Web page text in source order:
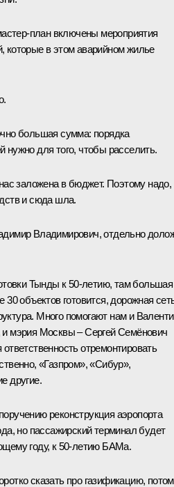
план включены мероприятия
которые в этом аварийном жилье
большая сумма: порядка
нужно для того, чтобы расселить.
заложена в бюджет. Поэтому надо,
и сюда шла.
Владимирович, отдельно
Тынды к 50-летию, там большая
30 объектов готовится, дорожная
Много помогают нам и
мэрия Москвы – Сергей Семёнович
отремонтировать
«Газпром», «Сибур»,
другие.
реконструкция аэропорта
но пассажирский терминал будет
году, к 50-летию БАМа.
сказать про газификацию,